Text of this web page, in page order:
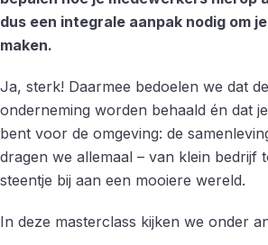
dus een integrale aanpak nodig om
maken.
Ja, sterk! Daarmee bedoelen we dat
onderneming worden behaald én dat
bent voor de omgeving: de
dragen we allemaal – van klein bedrijf
steentje bij aan een mooiere wereld.
In deze masterclass kijken we onder